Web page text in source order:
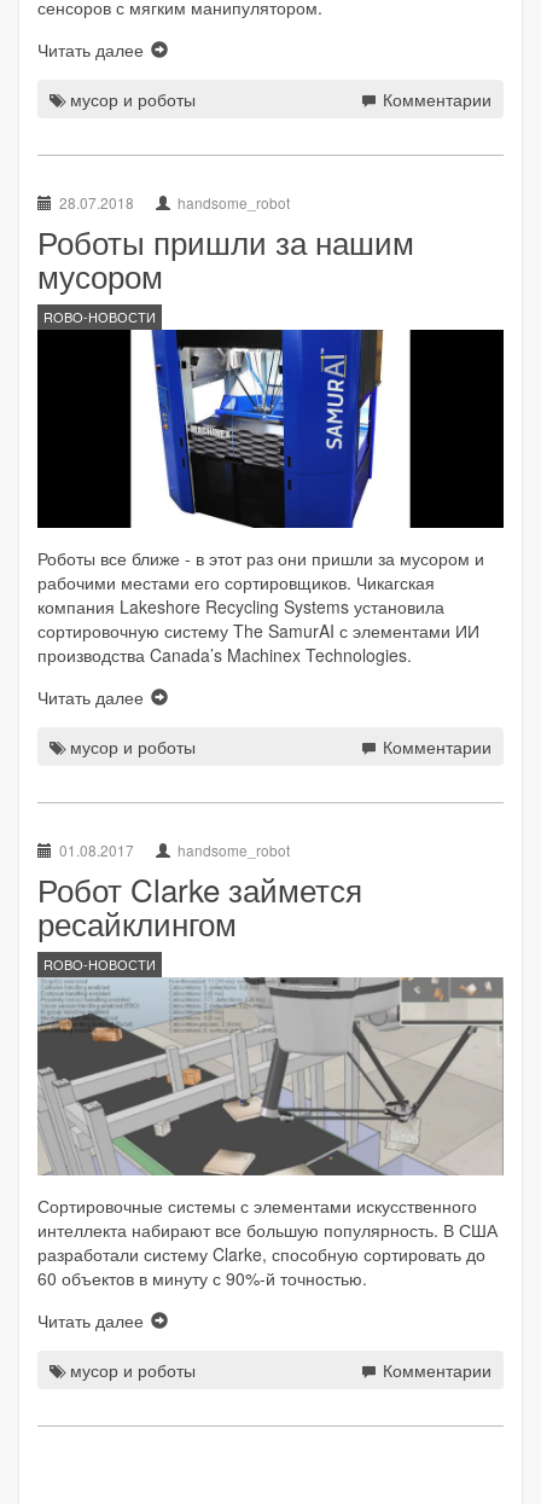
сенсоров с мягким манипулятором.
Читать далее
мусор и роботы Комментарии
28.07.2018 handsome_robot
Роботы пришли за нашим
мусором
ROBO-НОВОСТИ
Роботы все ближе - в этот раз они пришли за мусором и
рабочими местами его сортировщиков. Чикагская
компания Lakeshore Recycling Systems установила
сортировочную систему The SamurAI с элементами ИИ
производства Canada’s Machinex Technologies.
Читать далее
мусор и роботы Комментарии
01.08.2017 handsome_robot
Робот Clarke займется
ресайклингом
ROBO-НОВОСТИ
Сортировочные системы с элементами искусственного
интеллекта набирают все большую популярность. В США
разработали систему Clarke, способную сортировать до
60 объектов в минуту с 90%-й точностью.
Читать далее
мусор и роботы Комментарии